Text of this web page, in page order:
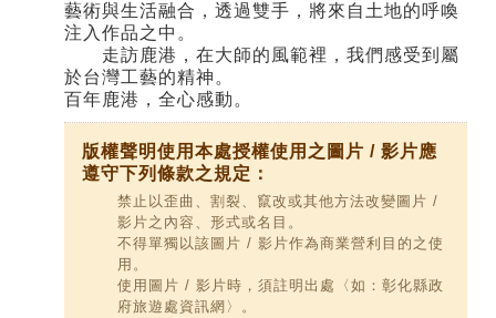
藝術與生活融合，透過雙手，將來自土地的呼喚
注入作品之中。
走訪鹿港，在大師的風範裡，我們感受到屬
於台灣工藝的精神。
百年鹿港，全心感動。
版權聲明使用本處授權使用之圖片 / 影片應
遵守下列條款之規定：
禁止以歪曲、割裂、竄改或其他方法改變圖片 /
影片之內容、形式或名目。
不得單獨以該圖片 / 影片作為商業營利目的之使
用。
使用圖片 / 影片時，須註明出處〈如：彰化縣政
府旅遊處資訊網〉。